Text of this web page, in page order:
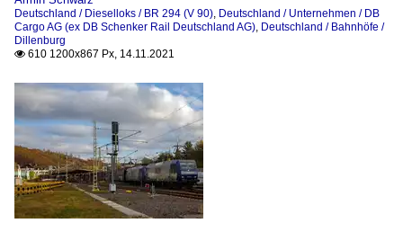
Deutschland / Dieselloks / BR 294 (V 90), Deutschland / Unternehmen / DB
Cargo AG (ex DB Schenker Rail Deutschland AG), Deutschland / Bahnhöfe /
Dillenburg
 610 1200x867 Px, 14.11.2021